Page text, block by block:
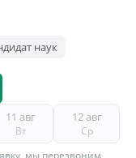
наук
11 авг
Вт
12 авг
Ср
мы перезвоним